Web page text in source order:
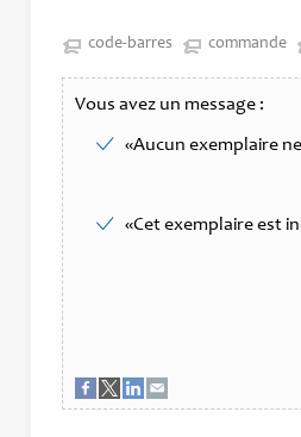
code-barres commande
Vous avez un message :
Aucun exemplaire
Cet exemplaire est